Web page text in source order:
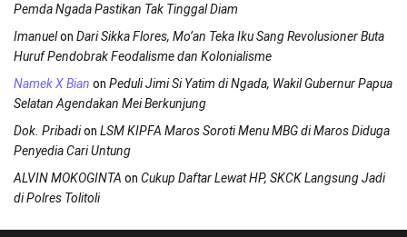
Pemda Ngada Pastikan Tak Tinggal Diam
Imanuelon Dari Sikka Flores, Mo’an Teka Iku Sang Revolusioner Buta
Huruf Pendobrak Feodalisme dan Kolonialisme
Namek X Bian on Peduli Jimi Si Yatim di Ngada, Wakil Gubernur Papua
Selatan Agendakan Mei Berkunjung
Dok. Pribadion LSM KIPFA Maros Soroti Menu MBG di Maros Diduga
Penyedia Cari Untung
ALVIN MOKOGINTA on Cukup Daftar Lewat HP, SKCK Langsung Jadi
di Polres Tolitoli